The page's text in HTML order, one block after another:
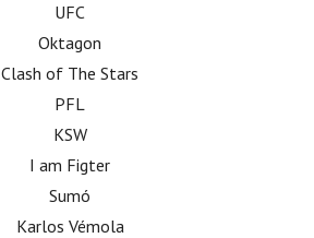
UFC
Oktagon
Clash of The Stars
PFL
KSW
I am Figter
Sumó
Karlos Vémola